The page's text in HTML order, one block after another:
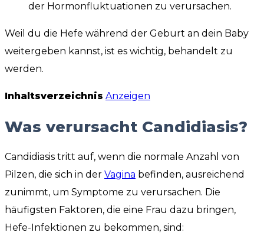
der Hormonfluktuationen zu verursachen.
Weil du die Hefe während der Geburt an dein Baby
weitergeben kannst, ist es wichtig, behandelt zu
werden.
Inhaltsverzeichnis Anzeigen
Was verursacht Candidiasis?
Candidiasis tritt auf, wenn die normale Anzahl von
Pilzen, die sich in der Vagina befinden, ausreichend
zunimmt, um Symptome zu verursachen. Die
häufigsten Faktoren, die eine Frau dazu bringen,
Hefe-Infektionen zu bekommen, sind: